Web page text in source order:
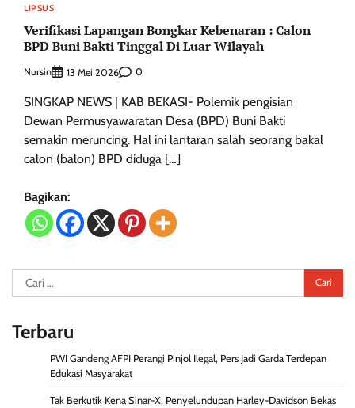
LIPSUS
Verifikasi Lapangan Bongkar Kebenaran : Calon
BPD Buni Bakti Tinggal Di Luar Wilayah
Nursin 13 Mei 2026 0
SINGKAP NEWS | KAB BEKASI- Polemik pengisian
Dewan Permusyawaratan Desa (BPD) Buni Bakti
semakin meruncing. Hal ini lantaran salah seorang bakal
calon (balon) BPD diduga […]
Bagikan:
Cari
untuk:
Terbaru
PWI Gandeng AFPI Perangi Pinjol Ilegal, Pers Jadi Garda Terdepan
Edukasi Masyarakat
Tak Berkutik Kena Sinar-X, Penyelundupan Harley-Davidson Bekas